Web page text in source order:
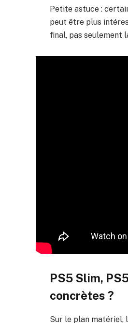
Petite astuce :
peut être plus
final, pas seulement
PS5 Slim,
concrètes ?
Sur le plan matériel,